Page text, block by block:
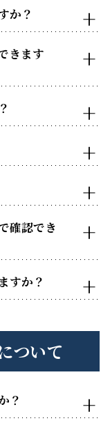
か？
きます
確認でき
すか？
ついて
？